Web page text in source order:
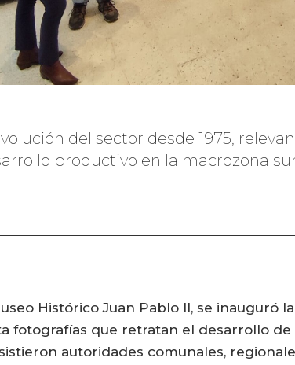
del sector desde 1975,
productivo en la macrozona
Histórico Juan Pablo II, se inauguró
fotografías que retratan el desarrollo
autoridades comunales,